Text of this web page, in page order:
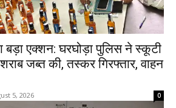
एक्शन: घरघोड़ा पुलिस ने स्कूटी
जब्त की, तस्कर गिरफ्तार, वाहन
5, 2026 0